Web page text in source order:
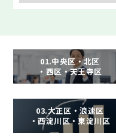
01.中央区・北区
・西区・天王寺区
03.大正区・浪速区
・西淀川区・東淀川区